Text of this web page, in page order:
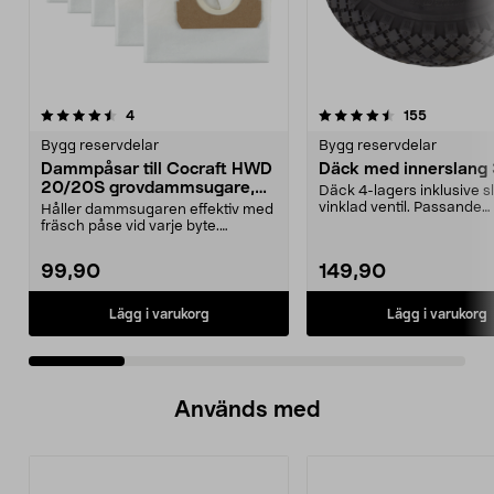
4recensioner
Bygg reservdelar
Dammpåsar till Cocraft HWD
20/20S grovdammsugare,
5-pack
Håller dammsugaren effektiv med
fräsch påse vid varje byte.
99,90
Lägg i varukorg
4.5 av 5 stjärnor 155
Bygg reservdelar
Däck med
Däck 4-lagers inklusive
vinklad ventil. Passande
149,90
Lägg i varukorg
5.0 av 5 stjärnor
Används med